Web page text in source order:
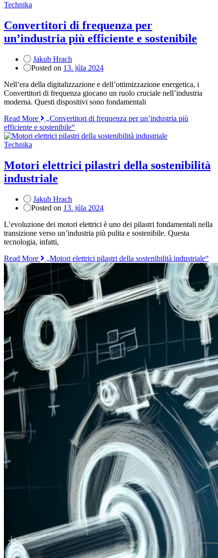
Technika
Convertitori di frequenza per
un’industria più efficiente e sostenibile
Jakub Hrach
Posted on 13. júla 2024
Nell’era della digitalizzazione e dell’ottimizzazione energetica, i
Convertitori di frequenza giocano un ruolo cruciale nell’industria
moderna. Questi dispositivi sono fondamentali
Read More
„Convertitori di frequenza per un’industria più
efficiente e sostenibile“
Technika
Motori elettrici pilastri della sostenibilità
industriale
Jakub Hrach
Posted on 13. júla 2024
L’evoluzione dei motori elettrici è uno dei pilastri fondamentali nella
transizione verso un’industria più pulita e sostenibile. Questa
tecnologia, infatti,
Read More
„Motori elettrici pilastri della sostenibilità industriale“